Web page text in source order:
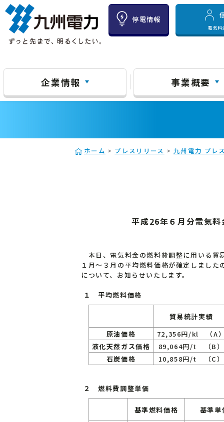
停電情報
電気料
企業情報 事業概要
ホーム > プレスリリース > 九州電力 プレ
平成26年６月分電気
本日、電気料金の燃料費調整に用いる貿
１月～３月の平均燃料価格が確定しまし
について、お知らせいたします。
１ 平均燃料価格
貿易統計実績
原油価格
72,356円/kl （A
液化天然ガス価格
89,064円/t （B）
石炭価格
10,858円/t （C）
２ 燃料費調整単価
基準燃料価格
基準単